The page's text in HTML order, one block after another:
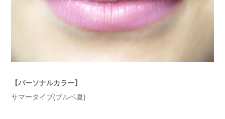
【パーソナルカラー】
サマータイプ(ブルベ夏)